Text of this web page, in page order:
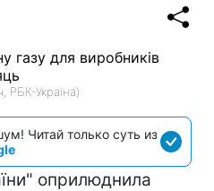
РБК-Україна)
Читай только суть из
оприлюднила